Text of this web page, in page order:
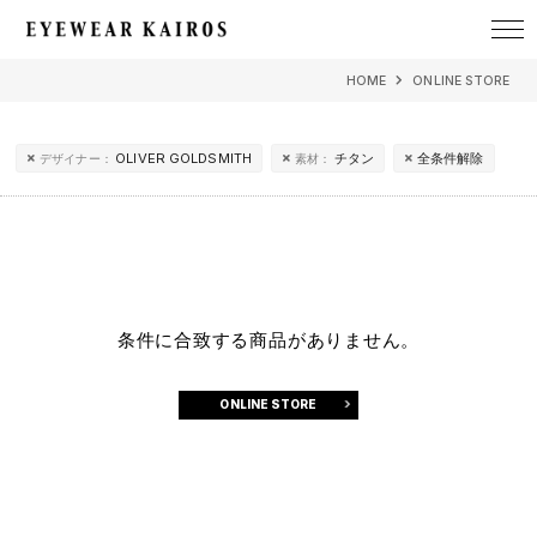
HOME ONLINE STORE
デザイナー： OLIVER GOLDSMITH 素材： チタン 全条件解除
条件に合致する商品がありません。
ONLINE STORE